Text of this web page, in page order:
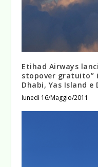
Etihad Airways
stopover gratuito”
Dhabi, Yas Island e
lunedì 16/Maggio/2011